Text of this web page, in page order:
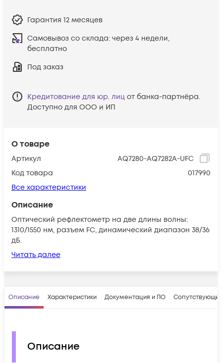
О товаре
Артикул
AQ7280-AQ7282A-UFC
Код товара
017990
Все характеристики
Описание
Оптический рефлектометр на две длины волны:
1310/1550 нм, разъем FC, динамический диапазон 38/36
дБ.
Читать далее
Гарантия 12 месяцев
Самовывоз со склада: через 4 недели,
бесплатно
Под заказ
Кредитование для юр. лиц от банка-партнёра.
Доступно для ООО и ИП
Описание Характеристики Документация и ПО
Описание